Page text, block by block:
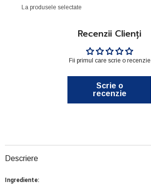
La produsele selectate
Recenzii Clienți
Fii primul care scrie o recenzie
Scrie o
recenzie
Descriere
Ingrediente: